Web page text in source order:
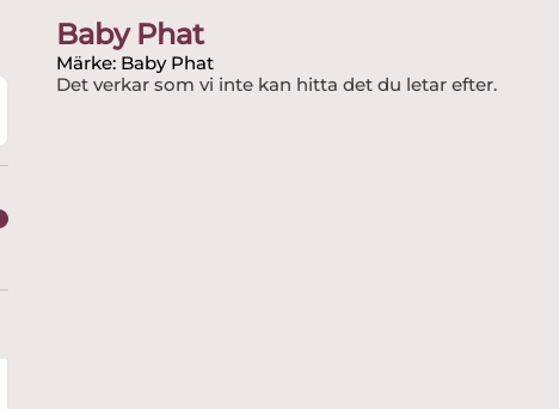
Baby Phat
Märke: Baby Phat
Det verkar som vi inte kan hitta det du letar efter.